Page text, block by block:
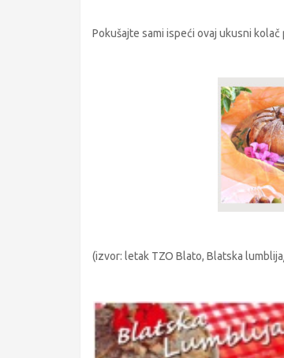
Pokušajte sami ispeći ovaj ukusni
(izvor: letak TZO Blato, Blatska